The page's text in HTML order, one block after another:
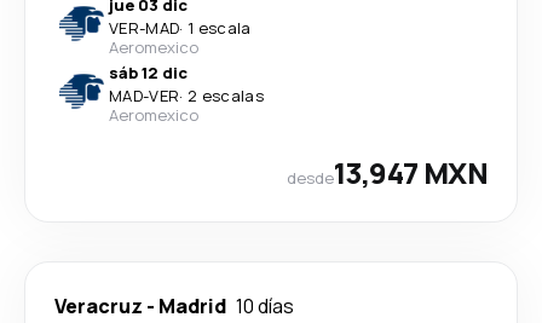
jue 03 dic
VER-MAD· 1 escala
Aeromexico
sáb 12 dic
MAD-VER· 2 escalas
Aeromexico
desde13,947 MXN
Veracruz - Madrid 10 días